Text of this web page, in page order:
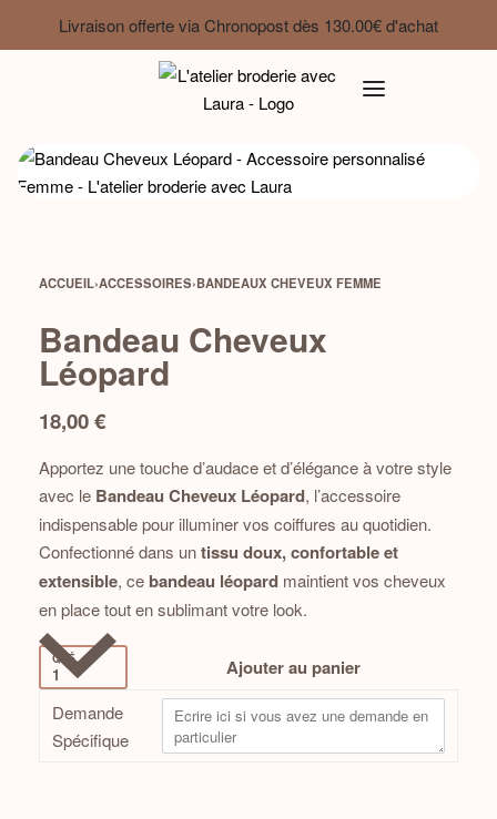
Livraison offerte via Chronopost dès 130.00€ d'achat
ACCUEIL›ACCESSOIRES›BANDEAUX CHEVEUX FEMME
Bandeau Cheveux
Léopard
18,00€
Apportez une touche d’audace et d’élégance à votre style
avec le Bandeau Cheveux Léopard, l’accessoire
indispensable pour illuminer vos coiffures au quotidien.
Confectionné dans untissu doux, confortable et
extensible, ce bandeau léopard maintient vos cheveux
en place tout en sublimant votre look.
Demande
Spécifique
QTÉ Ajouter au panier